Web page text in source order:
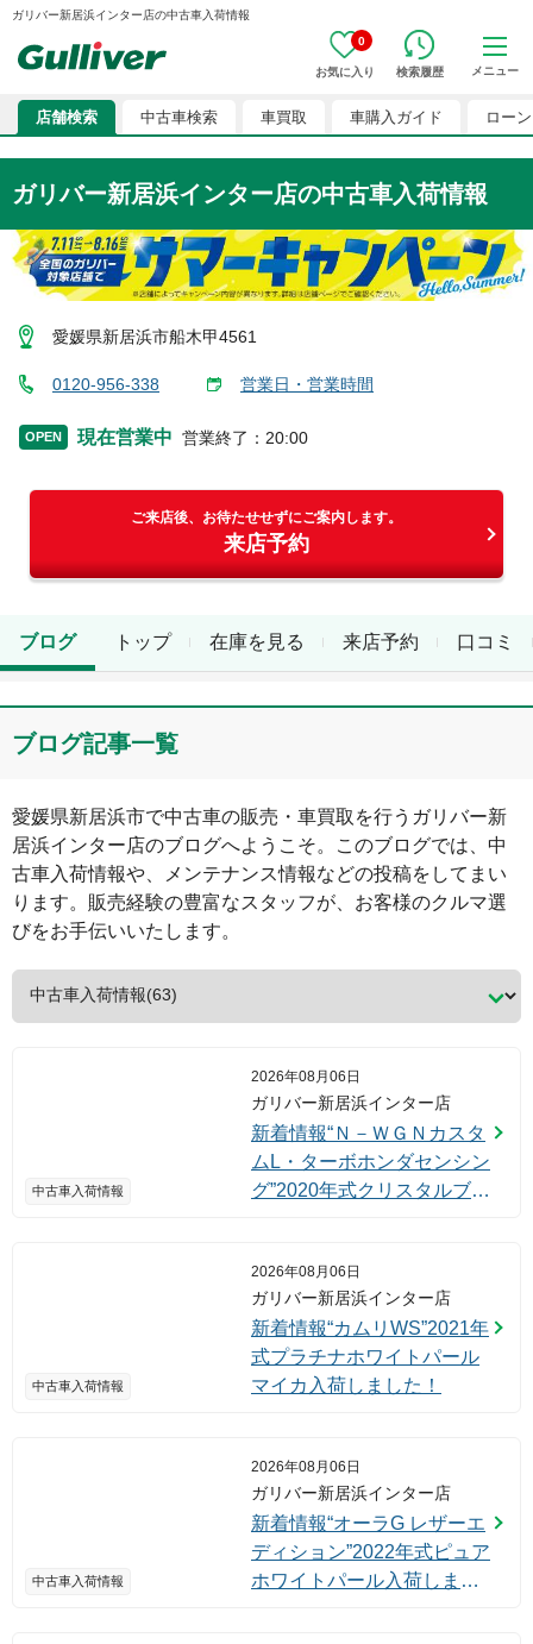
ガリバー新居浜インター店の中古車入荷情報
0
お気に入り 検索履歴 メニュー
店舗検索 中古車検索 車買取 車購入ガイド ローン
ガリバー新居浜インター店の中古車入荷情報
愛媛県新居浜市船木甲4561
0120-956-338 営業日・営業時間
OPEN 現在営業中 営業終了 ： 20:00
ご来店後、お待たせせずにご案内します。
来店予約
トップ 在庫を見る 来店予約 口コミ
ブログ
ブログ記事一覧
愛媛県新居浜市で中古車の販売・車買取を行う ガリバー新
居浜インター店のブログへようこそ。このブログでは、中
古車入荷情報や、メンテナンス情報などの投稿をしてまい
ります。販売経験の豊富なスタッフが、お客様のクルマ選
びをお手伝いいたします。
中古車入荷情報
2026年08月06日
ガリバー新居浜インター店
新着情報“Ｎ－ＷＧＮカスタ
ムL・ターボホンダセンシン
グ”2020年式クリスタルブラ
中古車入荷情報
2026年08月06日
ガリバー新居浜インター店
新着情報“カムリWS”2021年
式プラチナホワイトパール
マイカ入荷しました！
中古車入荷情報
2026年08月06日
ガリバー新居浜インター店
新着情報“オーラG レザーエ
ディション”2022年式ピュア
ホワイトパール入荷しまし